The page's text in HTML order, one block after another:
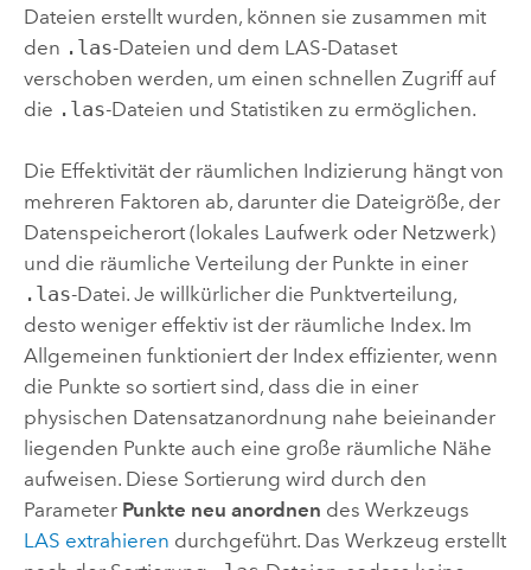
Dateien erstellt wurden, können sie zusammen mit
den .las-Dateien und dem LAS-Dataset
verschoben werden, um einen schnellen Zugriff auf
die .las-Dateien und Statistiken zu ermöglichen.
Die Effektivität der räumlichen Indizierung hängt von
mehreren Faktoren ab, darunter die Dateigröße, der
Datenspeicherort (lokales Laufwerk oder Netzwerk)
und die räumliche Verteilung der Punkte in einer
.las-Datei. Je willkürlicher die Punktverteilung,
desto weniger effektiv ist der räumliche Index. Im
Allgemeinen funktioniert der Index effizienter, wenn
die Punkte so sortiert sind, dass die in einer
physischen Datensatzanordnung nahe beieinander
liegenden Punkte auch eine große räumliche Nähe
aufweisen. Diese Sortierung wird durch den
Parameter Punkte neu anordnen des Werkzeugs
LAS extrahieren durchgeführt. Das Werkzeug erstellt